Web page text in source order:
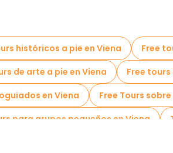
históricos a pie en Viena
Free
de arte a pie en Viena Free
en Viena Free Tours
para grupos pequeños en Viena